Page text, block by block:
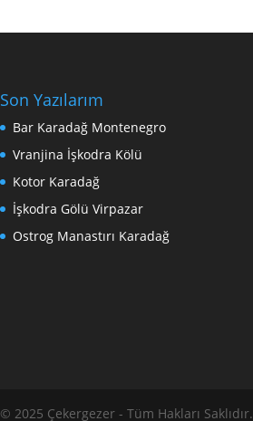
Son Yazılarım
Bar Karadağ Montenegro
Vranjina İşkodra Kölü
Kotor Karadağ
İşkodra Gölü Virpazar
Ostrog Manastırı Karadağ
© 2025 Çekergezer - Tüm Hakları Saklıdır.